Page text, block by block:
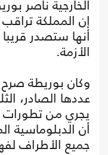
الخارجية ناصر
إن المملكة
أنها ستصدر
الأزمة.
وكان بوريطة
عددها الصادر،
يجري من تطورات
أن الدبلوماسية
جميع الأطراف